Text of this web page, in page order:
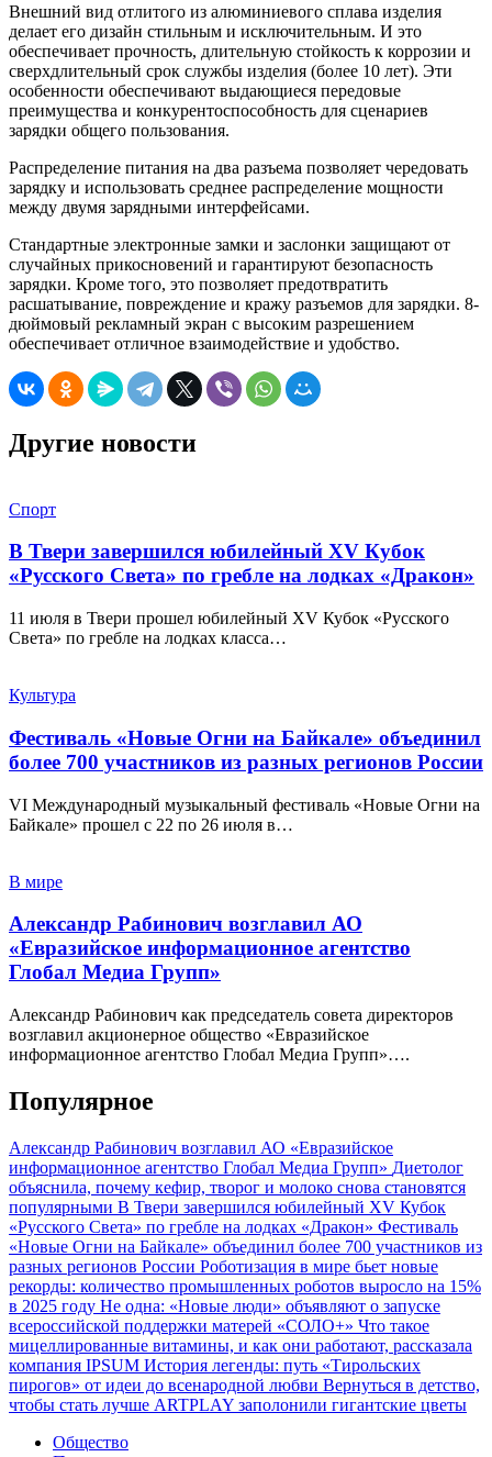
Внешний вид отлитого из алюминиевого сплава изделия
делает его дизайн стильным и исключительным. И это
обеспечивает прочность, длительную стойкость к коррозии и
сверхдлительный срок службы изделия (более 10 лет). Эти
особенности обеспечивают выдающиеся передовые
преимущества и конкурентоспособность для сценариев
зарядки общего пользования.
Распределение питания на два разъема позволяет чередовать
зарядку и использовать среднее распределение мощности
между двумя зарядными интерфейсами.
Стандартные электронные замки и заслонки защищают от
случайных прикосновений и гарантируют безопасность
зарядки. Кроме того, это позволяет предотвратить
расшатывание, повреждение и кражу разъемов для зарядки. 8-
дюймовый рекламный экран с высоким разрешением
обеспечивает отличное взаимодействие и удобство.
Другие новости
Спорт
В Твери завершился юбилейный XV Кубок
«Русского Света» по гребле на лодках «Дракон»
11 июля в Твери прошел юбилейный XV Кубок «Русского
Света» по гребле на лодках класса…
Культура
Фестиваль «Новые Огни на Байкале» объединил
более 700 участников из разных регионов России
VI Международный музыкальный фестиваль «Новые Огни на
Байкале» прошел с 22 по 26 июля в…
В мире
Александр Рабинович возглавил АО
«Евразийское информационное агентство
Глобал Медиа Групп»
Александр Рабинович как председатель совета директоров
возглавил акционерное общество «Евразийское
информационное агентство Глобал Медиа Групп»….
Популярное
Александр Рабинович возглавил АО «Евразийское
информационное агентство Глобал Медиа Групп» Диетолог
объяснила, почему кефир, творог и молоко снова становятся
популярными В Твери завершился юбилейный XV Кубок
«Русского Света» по гребле на лодках «Дракон» Фестиваль
«Новые Огни на Байкале» объединил более 700 участников из
разных регионов России Роботизация в мире бьет новые
рекорды: количество промышленных роботов выросло на 15%
в 2025 году Не одна: «Новые люди» объявляют о запуске
всероссийской поддержки матерей «СОЛО+» Что такое
мицеллированные витамины, и как они работают, рассказала
компания IPSUM История легенды: путь «Тирольских
пирогов» от идеи до всенародной любви Вернуться в детство,
чтобы стать лучше ARTPLAY заполонили гигантские цветы
Общество